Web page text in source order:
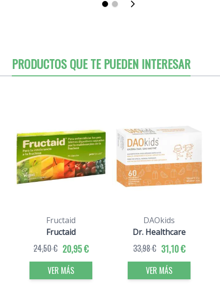
PRODUCTOS QUE TE PUEDEN INTERESAR
Fructaid
Fructaid
20,95 €
24,50 €
VER MÁS
DAOkids
Dr. Healthcare
31,10 €
33,98 €
VER MÁS